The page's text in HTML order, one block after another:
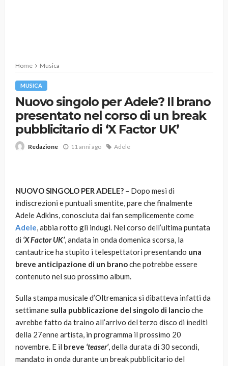
Home Musica
MUSICA
Nuovo singolo per Adele? Il brano
presentato nel corso di un break
pubblicitario di ‘X Factor UK’
Redazione 11 anni ago Adele
NUOVO SINGOLO PER ADELE? – Dopo mesi di
indiscrezioni e puntuali smentite, pare che finalmente
Adele Adkins, conosciuta dai fan semplicemente come
Adele, abbia rotto gli indugi. Nel corso dell’ultima puntata
di ‘X Factor UK’, andata in onda domenica scorsa, la
cantautrice ha stupito i telespettatori presentando una
breve anticipazione di un branoche potrebbe essere
contenuto nel suo prossimo album.
Sulla stampa musicale d’Oltremanica si dibatteva infatti da
settimane sulla pubblicazione del singolo di lancioche
avrebbe fatto da traino all’arrivo del terzo disco di inediti
della 27enne artista, in programma il prossimo 20
novembre. E il breve ‘teaser’, della durata di 30 secondi,
mandato in onda durante un break pubblicitario del